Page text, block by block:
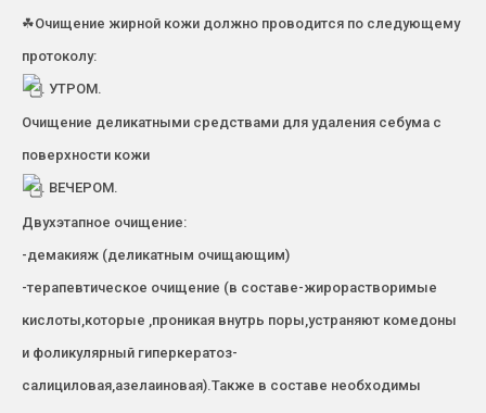
☘Очищение жирной кожи должно проводится по следующему
протоколу:
. УТРОМ.
Очищение деликатными средствами для удаления себума с
поверхности кожи
. ВЕЧЕРОМ.
Двухэтапное очищение:
-демакияж (деликатным очищающим)
-терапевтическое очищение (в составе-жирорастворимые
кислоты,которые ,проникая внутрь поры,устраняют комедоны
и фоликулярный гиперкератоз-
салициловая,азелаиновая).Также в составе необходимы